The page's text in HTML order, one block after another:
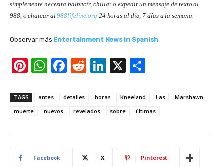
simplemente necesita balbucir, chillar o expedir un mensaje de texto al
988, o chatear al 988lifeline.org 24 horas al día, 7 días a la semana.
Observar más Entertainment News in Spanish
Pi
er
e
W
at
s
p
F
c
e
R
d
di
Li
k
e
X
ar
e
TAGS antes detalles horas Kneeland Las
Marshawn
muerte
nuevos revelados sobre últimas
Facebook X Pinterest